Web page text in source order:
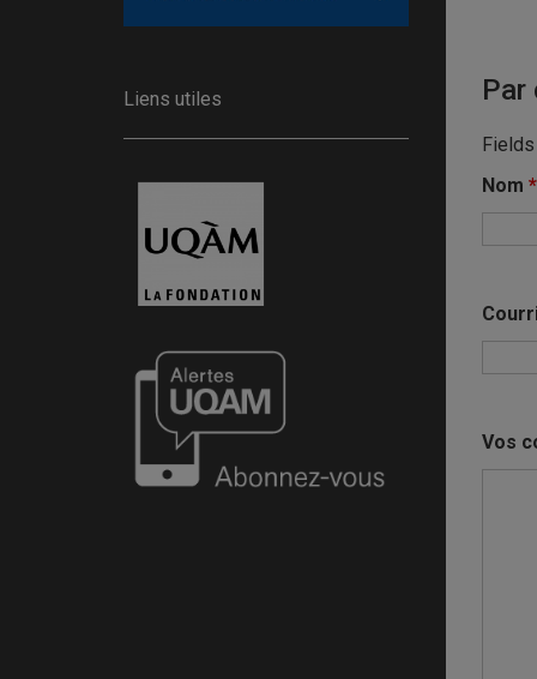
Liens utiles Par
Nom *
Vos